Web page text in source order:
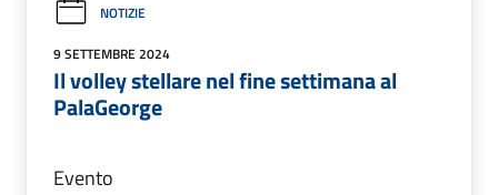
NOTIZIE
9 SETTEMBRE 2024
Il volley stellare nel fine settimana al
PalaGeorge
Evento